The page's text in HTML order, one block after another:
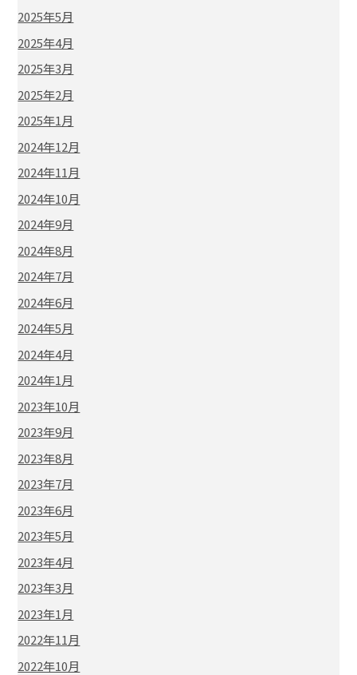
2025年5月
2025年4月
2025年3月
2025年2月
2025年1月
2024年12月
2024年11月
2024年10月
2024年9月
2024年8月
2024年7月
2024年6月
2024年5月
2024年4月
2024年1月
2023年10月
2023年9月
2023年8月
2023年7月
2023年6月
2023年5月
2023年4月
2023年3月
2023年1月
2022年11月
2022年10月